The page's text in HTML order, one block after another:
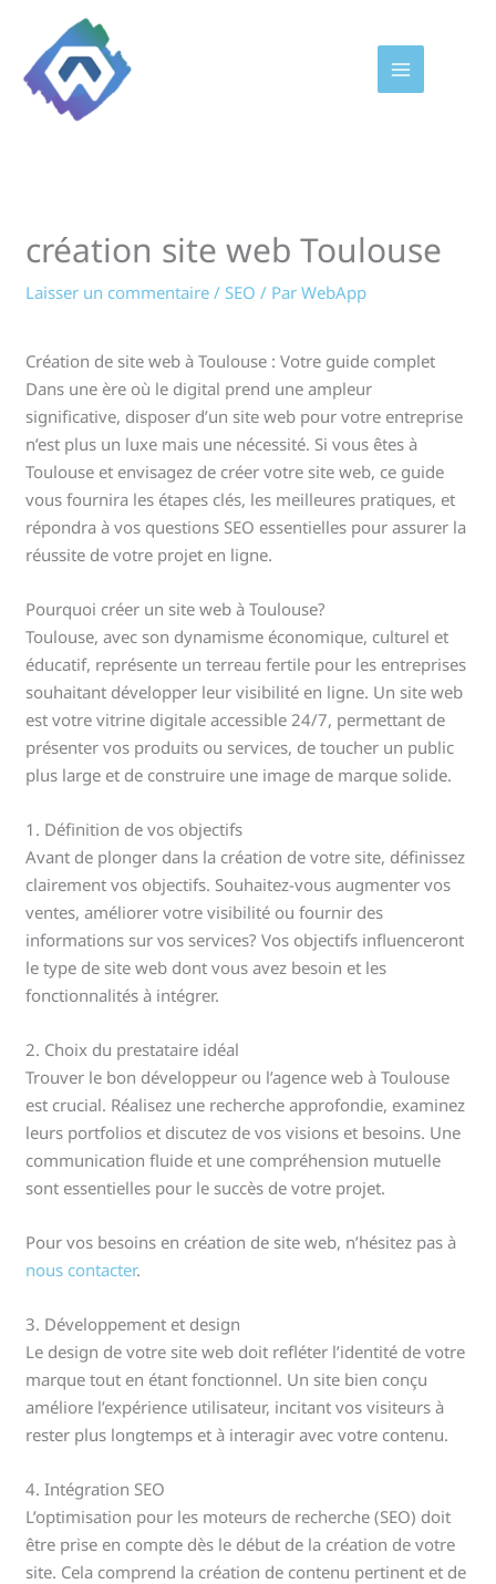
contenu
création site web Toulouse
Laisser un commentaire / SEO / ParWebApp
Création de site web à Toulouse : Votre guide complet
Dans une ère où le digital prend une ampleur
significative, disposer d’un site web pour votre entreprise
n’est plus un luxe mais une nécessité. Si vous êtes à
Toulouse et envisagez de créer votre site web, ce guide
vous fournira les étapes clés, les meilleures pratiques, et
répondra à vos questions SEO essentielles pour assurer la
réussite de votre projet en ligne.
Pourquoi créer un site web à Toulouse?
Toulouse, avec son dynamisme économique, culturel et
éducatif, représente un terreau fertile pour les entreprises
souhaitant développer leur visibilité en ligne. Un site web
est votre vitrine digitale accessible 24/7, permettant de
présenter vos produits ou services, de toucher un public
plus large et de construire une image de marque solide.
1. Définition de vos objectifs
Avant de plonger dans la création de votre site, définissez
clairement vos objectifs. Souhaitez-vous augmenter vos
ventes, améliorer votre visibilité ou fournir des
informations sur vos services? Vos objectifs influenceront
le type de site web dont vous avez besoin et les
fonctionnalités à intégrer.
2. Choix du prestataire idéal
Trouver le bon développeur ou l’agence web à Toulouse
est crucial. Réalisez une recherche approfondie, examinez
leurs portfolios et discutez de vos visions et besoins. Une
communication fluide et une compréhension mutuelle
sont essentielles pour le succès de votre projet.
Pour vos besoins en création de site web, n’hésitez pas à
nous contacter.
3. Développement et design
Le design de votre site web doit refléter l’identité de votre
marque tout en étant fonctionnel. Un site bien conçu
améliore l’expérience utilisateur, incitant vos visiteurs à
rester plus longtemps et à interagir avec votre contenu.
4. Intégration SEO
L’optimisation pour les moteurs de recherche (SEO) doit
être prise en compte dès le début de la création de votre
site. Cela comprend la création de contenu pertinent et de